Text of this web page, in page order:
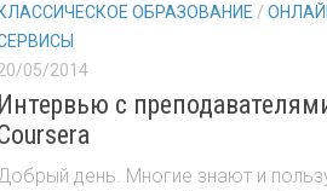
КЛАССИЧЕСКОЕ ОБРАЗОВАНИЕ /
05/2014
Интервью с
день. Многие знают и